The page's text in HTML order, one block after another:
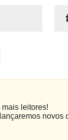
leitores!
novos